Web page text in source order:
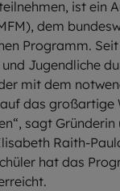
ist ein
dem
Programm.
Jugendliche
mit dem
das großartige
sagt Gründerin
Raith-
hat das